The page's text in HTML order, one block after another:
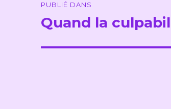
de
PUBLIÉ DANS
Quand la